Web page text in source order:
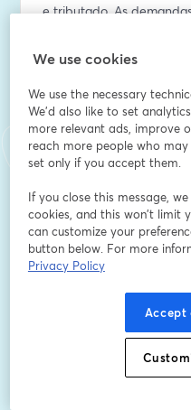
e tributado. As
stakeholders e
🗓️ 17/10 (terça-feira)
🕒 18h00
🎤 Palestrantes:
- Fernanda Meirelles |
(Tecnologia, Mídia e
Advogados. LinkedIn:
https://
64218264/
- José Francisco Cimino
Secretário Executivo do
https://
We use cookies
We use the necessary
We'd also like to set
more relevant ads, improve
reach more people who
set only if you accept them.
If you close this message,
cookies, and this won’t limit
can customize your
button below. For more
Privacy Policy
Accept